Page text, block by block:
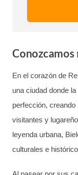
En el corazón de
una ciudad donde
perfección,
visitantes y
leyenda urbana,
culturales e